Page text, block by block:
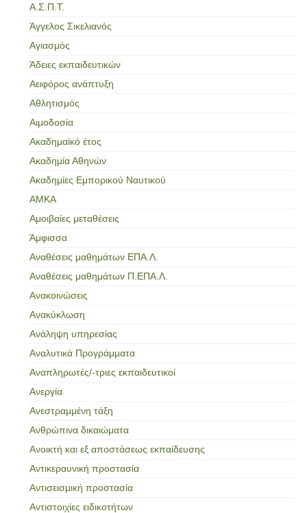
Α.Σ.Π.Τ.
Άγγελος Σικελιανός
Αγιασμός
Άδειες εκπαιδευτικών
Αειφόρος ανάπτυξη
Αθλητισμός
Αιμοδοσία
Ακαδημαϊκό έτος
Ακαδημία Αθηνών
Ακαδημίες Εμπορικού Ναυτικού
ΑΜΚΑ
Αμοιβαίες μεταθέσεις
Άμφισσα
Αναθέσεις μαθημάτων ΕΠΑ.Λ.
Αναθέσεις μαθημάτων Π.ΕΠΑ.Λ.
Ανακοινώσεις
Ανακύκλωση
Ανάληψη υπηρεσίας
Αναλυτικά Προγράμματα
Αναπληρωτές/-τριες εκπαιδευτικοί
Ανεργία
Ανεστραμμένη τάξη
Ανθρώπινα δικαιώματα
Ανοικτή και εξ αποστάσεως εκπαίδευσης
Αντικεραυνική προστασία
Αντισεισμική προστασία
Αντιστοιχίες ειδικοτήτων